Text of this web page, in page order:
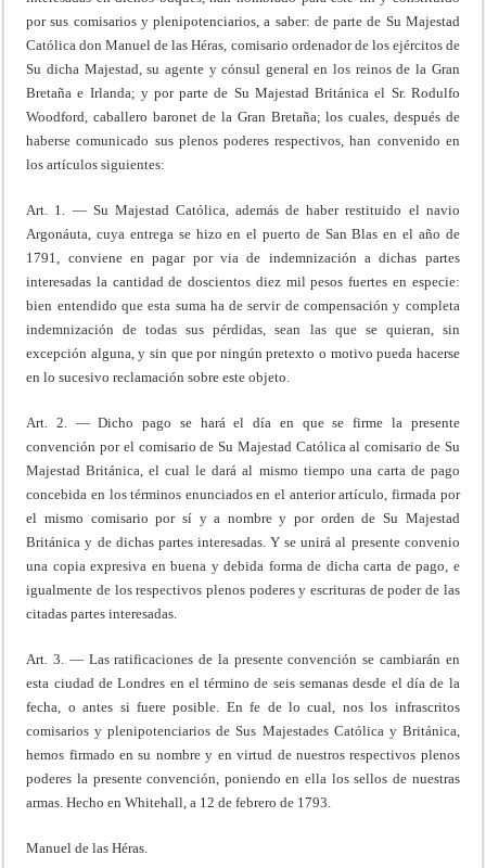
por sus comisarios y plenipotenciarios, a saber: de parte de Su Majestad
Católica don Manuel de las Héras, comisario ordenador de los ejércitos de
Su dicha Majestad, su agente y cónsul general en los reinos de la Gran
Bretaña e Irlanda; y por parte de Su Majestad Británica el Sr. Rodulfo
Woodford, caballero baronet de la Gran Bretaña; los cuales, después de
haberse comunicado sus plenos poderes respectivos, han convenido en
los artículos siguientes:
Art. 1. — Su Majestad Católica, además de haber restituido el navio
Argonáuta, cuya entrega se hizo en el puerto de San Blas en el año de
1791, conviene en pagar por via de indemnización a dichas partes
interesadas la cantidad de doscientos diez mil pesos fuertes en especie:
bien entendido que esta suma ha de servir de compensación y completa
indemnización de todas sus pérdidas, sean las que se quieran, sin
excepción alguna, y sin que por ningún pretexto o motivo pueda hacerse
en lo sucesivo reclamación sobre este objeto.
Art. 2. — Dicho pago se hará el día en que se firme la presente
convención por el comisario de Su Majestad Católica al comisario de Su
Majestad Británica, el cual le dará al mismo tiempo una carta de pago
concebida en los términos enunciados en el anterior artículo, firmada por
el mismo comisario por sí y a nombre y por orden de Su Majestad
Británica y de dichas partes interesadas. Y se unirá al presente convenio
una copia expresiva en buena y debida forma de dicha carta de pago, e
igualmente de los respectivos plenos poderes y escrituras de poder de las
citadas partes interesadas.
Art. 3. — Las ratificaciones de la presente convención se cambiarán en
esta ciudad de Londres en el término de seis semanas desde el día de la
fecha, o antes si fuere posible. En fe de lo cual, nos los infrascritos
comisarios y plenipotenciarios de Sus Majestades Católica y Británica,
hemos firmado en su nombre y en virtud de nuestros respectivos plenos
poderes la presente convención, poniendo en ella los sellos de nuestras
armas. Hecho en Whitehall, a 12 de febrero de 1793.
Manuel de las Héras.